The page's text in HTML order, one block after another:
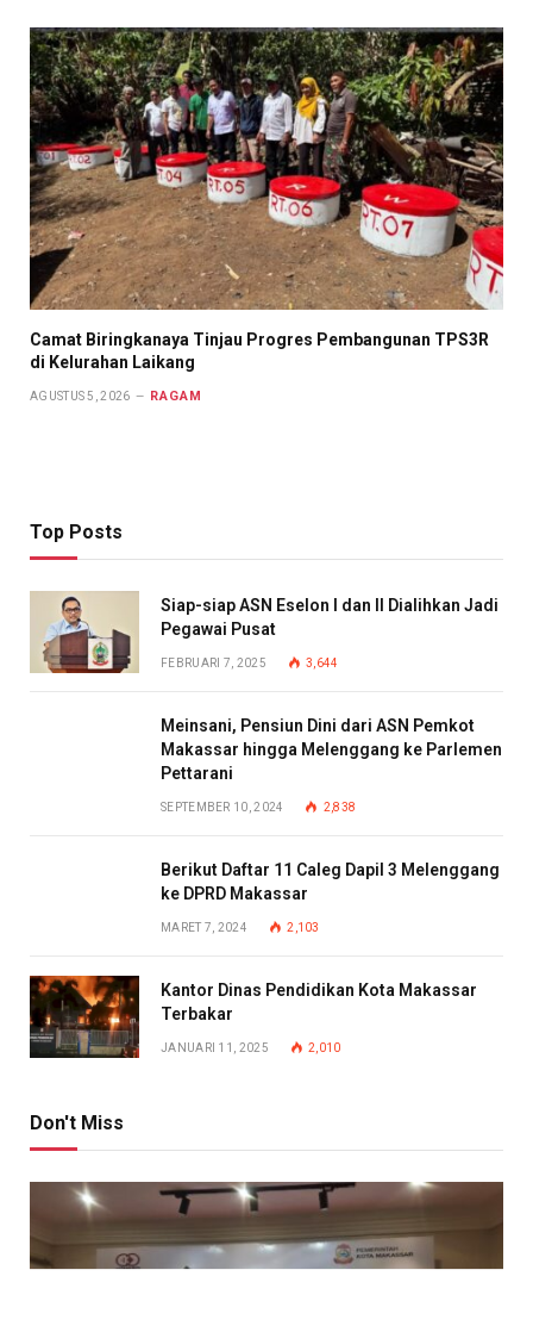
Camat Biringkanaya Tinjau Progres Pembangunan TPS3R
di Kelurahan Laikang
AGUSTUS 5, 2026 RAGAM
Top Posts
Siap-siap ASN Eselon I dan II Dialihkan Jadi
Pegawai Pusat
FEBRUARI 7, 2025 3,644
Meinsani, Pensiun Dini dari ASN Pemkot
Makassar hingga Melenggang ke Parlemen
Pettarani
SEPTEMBER 10, 2024 2,838
Berikut Daftar 11 Caleg Dapil 3 Melenggang
ke DPRD Makassar
MARET 7, 2024 2,103
Kantor Dinas Pendidikan Kota Makassar
Terbakar
JANUARI 11, 2025 2,010
Don't Miss